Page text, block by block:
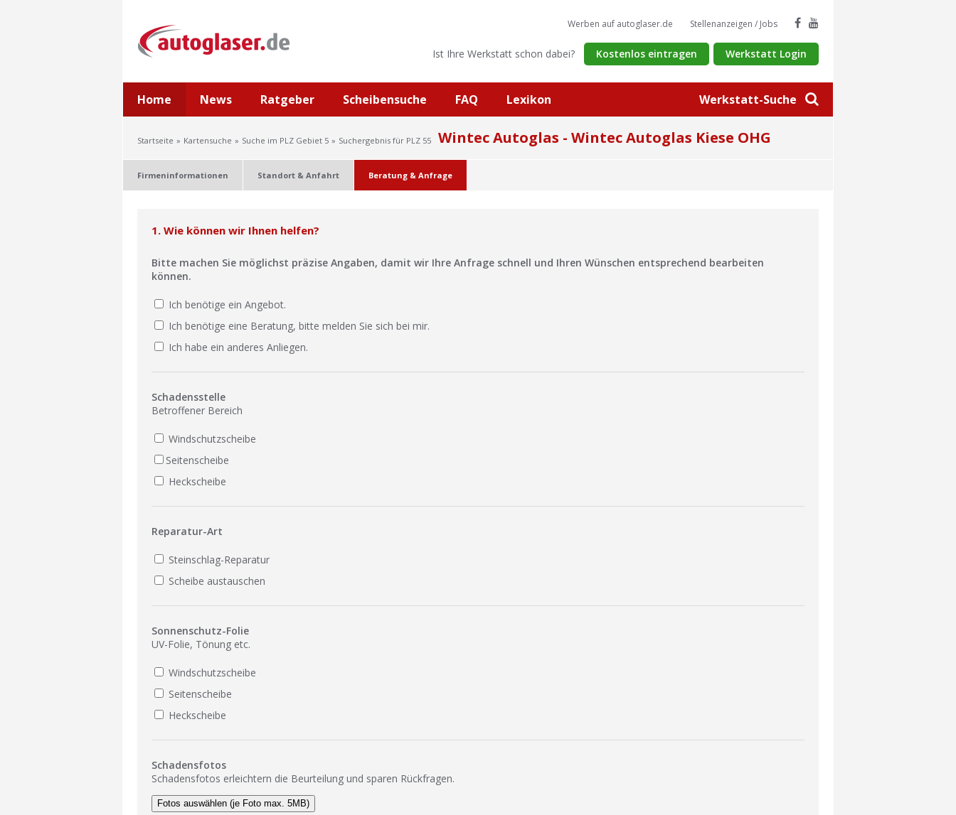
Werkstatt-Suche
Werben auf autoglaser.de Stellenanzeigen / Jobs
Ist Ihre Werkstatt schon dabei? Kostenlos eintragen Werkstatt Login
Home News Ratgeber Scheibensuche FAQ Lexikon
Startseite Kartensuche Suche im PLZ Gebiet 5 Suchergebnis für PLZ 55 Wintec Autoglas - Wintec Autoglas Kiese OHG
Firmeninformationen Standort & Anfahrt Beratung & Anfrage
1. Wie können wir Ihnen helfen?
Bitte machen Sie möglichst präzise Angaben, damit wir Ihre Anfrage schnell und Ihren Wünschen entsprechend bearbeiten
können.
Ich benötige ein Angebot.
Ich benötige eine Beratung, bitte melden Sie sich bei mir.
Ich habe ein anderes Anliegen.
Schadensstelle
Betroffener Bereich
Windschutzscheibe
Seitenscheibe
Heckscheibe
Reparatur-Art
Steinschlag-Reparatur
Scheibe austauschen
Sonnenschutz-Folie
UV-Folie, Tönung etc.
Windschutzscheibe
Seitenscheibe
Heckscheibe
Schadensfotos
Schadensfotos erleichtern die Beurteilung und sparen Rückfragen.
Fotos auswählen (je Foto max. 5MB)